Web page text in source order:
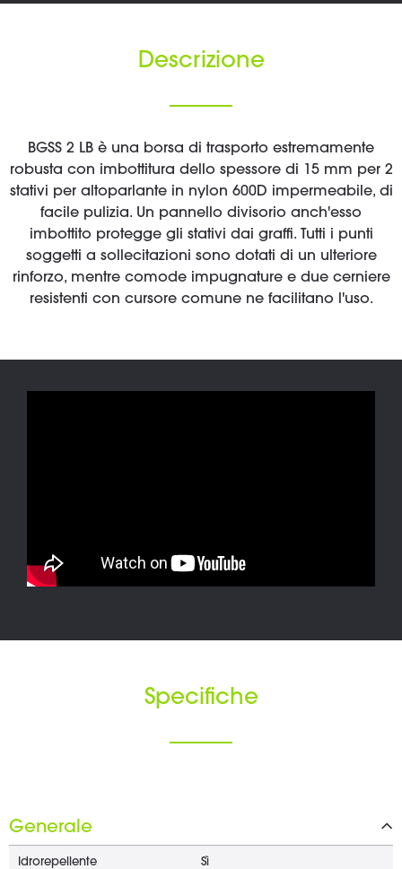
Descrizione
BGSS 2 LB è una borsa di trasporto estremamente
robusta con imbottitura dello spessore di 15 mm per 2
stativi per altoparlante in nylon 600D impermeabile, di
facile pulizia. Un pannello divisorio anch'esso
imbottito protegge gli stativi dai graffi. Tutti i punti
soggetti a sollecitazioni sono dotati di un ulteriore
rinforzo, mentre comode impugnature e due cerniere
resistenti con cursore comune ne facilitano l'uso.
Specifiche
Generale
Idrorepellente Sì